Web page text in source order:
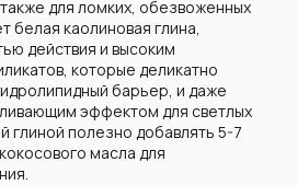
для ломких, обезвоженных
белая каолиновая глина,
действия и высоким
которые деликатно
барьер, и даже
эффектом для светлых
глиной полезно добавлять 5-7
масла для